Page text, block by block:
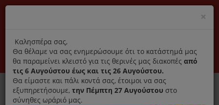
Αποκλειστικά γνήσια ανταλλακτικά
Σύνδεση Εγγραφή Εταιρεία Επικοινωνία
×
title
Καλησπέρα σας,
Θα θέλαμε να σας ενημερώσουμε ότι το κατάστημά μας
θα παραμείνει κλειστό για τις θερινές μας διακοπές από
τις 6 Αυγούστου έως και τις 26 Αυγούστου.
Θα είμαστε και πάλι κοντά σας, έτοιμοι να σας
εξυπηρετήσουμε, την Πέμπτη 27 Αυγούστου στο
σύνηθες ωράριό μας.